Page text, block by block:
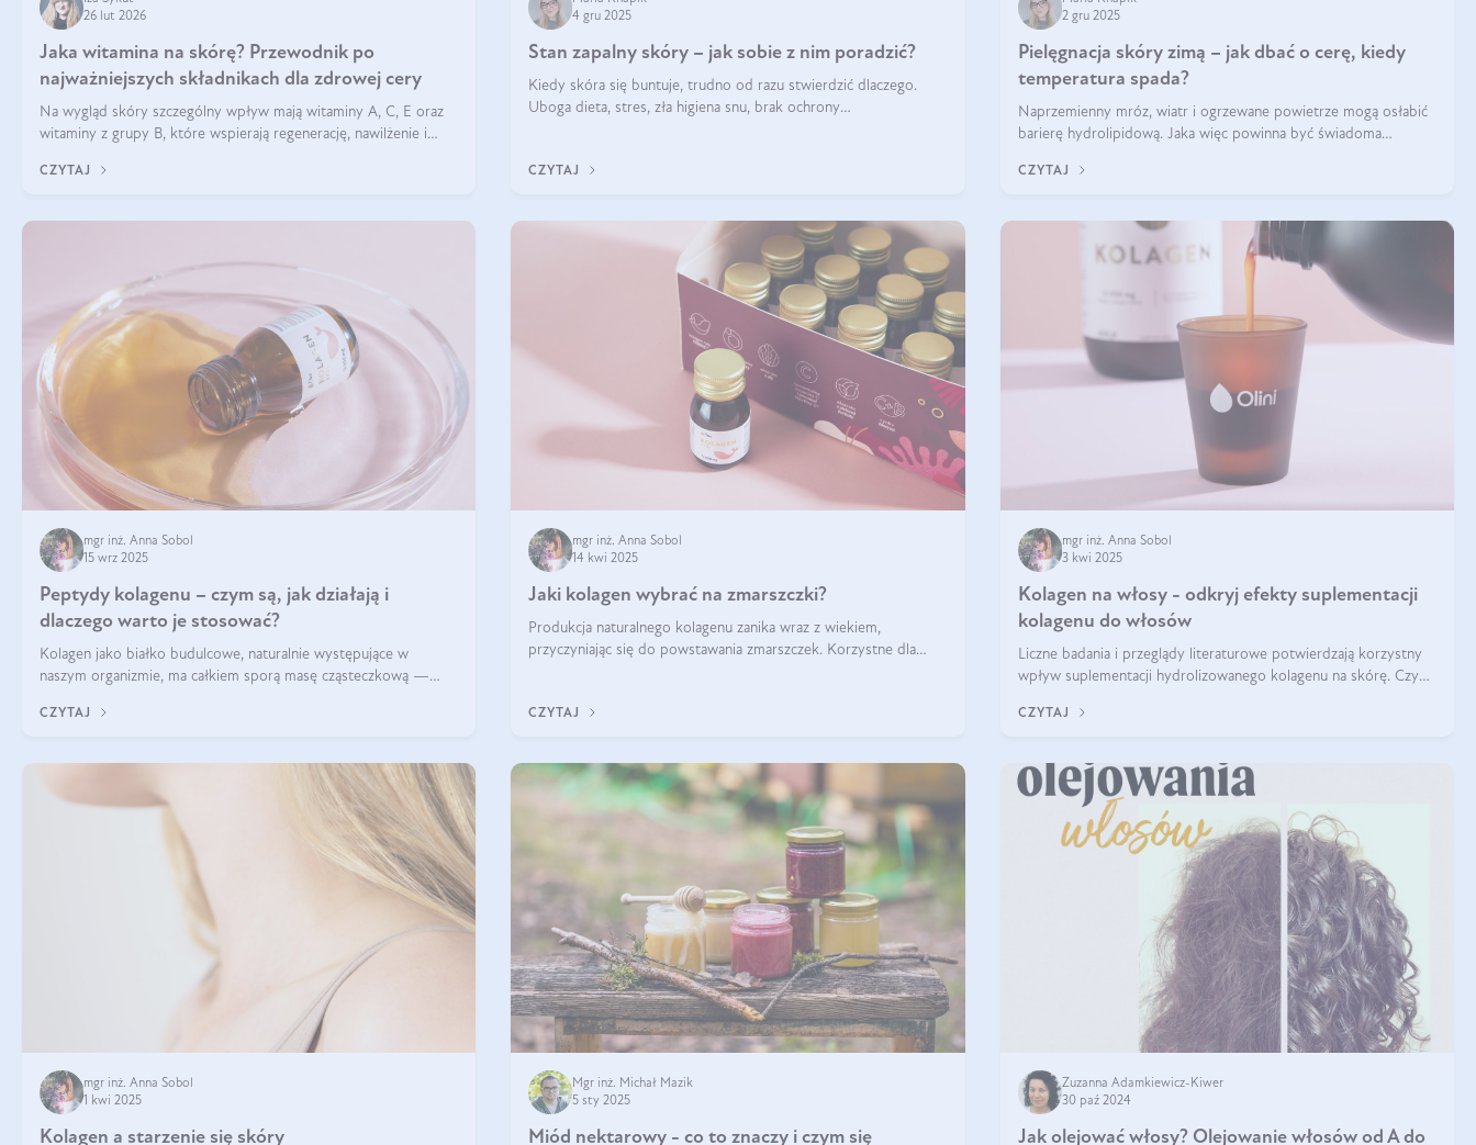
26 lut 2026
Jaka witamina na skórę? Przewodnik po
najważniejszych składnikach dla zdrowej cery
Na wygląd skóry szczególny wpływ mają witaminy A, C, E oraz
witaminy z grupy B, które wspierają regenerację, nawilżenie i
CZYTAJ
4 gru 2025
Stan zapalny skóry – jak sobie z nim poradzić?
Kiedy skóra się buntuje, trudno od razu stwierdzić dlaczego.
Uboga dieta, stres, zła higiena snu, brak ochrony
CZYTAJ
2 gru 2025
Pielęgnacja skóry zimą – jak dbać o cerę, kiedy
temperatura spada?
Naprzemienny mróz, wiatr i ogrzewane powietrze mogą osłabić
barierę hydrolipidową. Jaka więc powinna być świadoma
CZYTAJ
mgr inż. Anna Sobol
15 wrz 2025
Peptydy kolagenu – czym są, jak działają i
dlaczego warto je stosować?
Kolagen jako białko budulcowe, naturalnie występujące w
naszym organizmie, ma całkiem sporą masę cząsteczkową —
formie, byłby trudno strawialny. Aby był lepiej przyswajalny i
CZYTAJ
mgr inż. Anna Sobol
14 kwi 2025
Jaki kolagen wybrać na zmarszczki?
Produkcja naturalnego kolagenu zanika wraz z wiekiem,
przyczyniając się do powstawania zmarszczek. Korzystne dla
CZYTAJ
mgr inż. Anna Sobol
3 kwi 2025
Kolagen na włosy - odkryj efekty suplementacji
kolagenu do włosów
Liczne badania i przeglądy literaturowe potwierdzają korzystny
wpływ suplementacji hydrolizowanego kolagenu na skórę. Czy
CZYTAJ
mgr inż. Anna Sobol
1 kwi 2025
Kolagen a starzenie się skóry
Mgr inż. Michał Mazik
5 sty 2025
Miód nektarowy - co to znaczy i czym się
Zuzanna Adamkiewicz-Kiwer
30 paź 2024
Jak olejować włosy? Olejowanie włosów od A do